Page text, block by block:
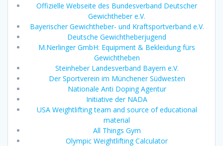
Offizielle Webseite des Bundesverband Deutscher
Gewichtheber e.V.
Bayerischer Gewichtheber- und Kraftsportverband e.V.
Deutsche Gewichtheberjugend
M.Nerlinger GmbH: Equipment & Bekleidung fürs
Gewichtheben
Steinheber Landesverband Bayern e.V.
Der Sportverein im Münchener Südwesten
Nationale Anti Doping Agentur
Initiative der NADA
USA Weightlifting team and source of educational
material
All Things Gym
Olympic Weightlifting Calculator